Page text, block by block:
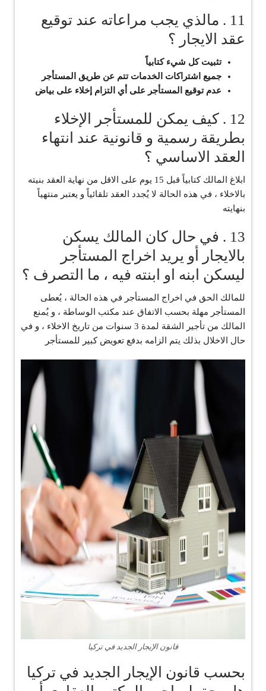
11 . مالذي يجب مراعاته عند توقيع
عقد الايجار ؟
‏تثبيت كل شيء كتابياً
جميع اشتراكات الخدمات تتم عن طريق المستأجر
عدم توقيع المستأجر على أي التزام إخلاء على بياض
12 . كيف يمكن للمستأجر الإخلاء
بطريقة رسمية و قانونية عند انتهاء
العقد الاساسي ؟
‏ابلاغ المالك كتابياً قبل 15 يوم على الاقل من نهاية العقد بنيته
بالاخلاء ، في هذه الحالة لا يُجدد العقد تلقائياً و يعتبر منتهياً
بنهايته
13 . في حال كان المالك يسكن
بالايجار أو يريد اخراج المستأجر
ليسكن ابنه او ابنته فيه ، ما التصرف ؟
‏للمالك الحق في اخراج المستأجر في هذه الحالة ، يُعطى
المستأجر مهلة بحسب الاتفاق عند مكتب الوساطة ، و يُمنع
المالك من تأجير الشقة لمدة 3 سنوات من تاريخ الاخلاء ، و في
حال الاخلال بذلك يتم الزامه بدفع تعويض كبير للمستأجر
قانون الإيجار الجديد في تركيا
بحسب قانون الإيجار الجديد في تركيا